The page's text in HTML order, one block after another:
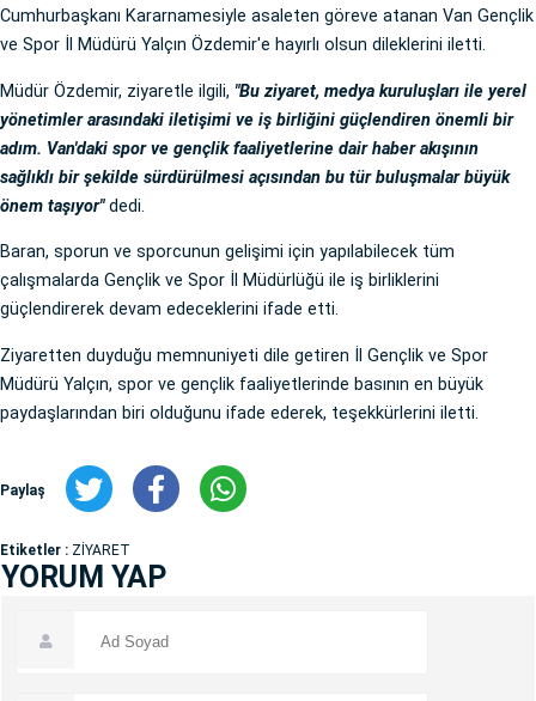
Cumhurbaşkanı Kararnamesiyle asaleten göreve atanan Van Gençlik
ve Spor İl Müdürü Yalçın Özdemir'e hayırlı olsun dileklerini iletti.
Müdür Özdemir, ziyaretle ilgili, "Bu ziyaret, medya kuruluşları ile yerel
yönetimler arasındaki iletişimi ve iş birliğini güçlendiren önemli bir
adım. Van'daki spor ve gençlik faaliyetlerine dair haber akışının
sağlıklı bir şekilde sürdürülmesi açısından bu tür buluşmalar büyük
önem taşıyor"dedi.
Baran, sporun ve sporcunun gelişimi için yapılabilecek tüm
çalışmalarda Gençlik ve Spor İl Müdürlüğü ile iş birliklerini
güçlendirerek devam edeceklerini ifade etti.
Ziyaretten duyduğu memnuniyeti dile getiren İl Gençlik ve Spor
Müdürü Yalçın, spor ve gençlik faaliyetlerinde basının en büyük
paydaşlarından biri olduğunu ifade ederek, teşekkürlerini iletti.
Paylaş
Etiketler : ZİYARET
YORUM YAP